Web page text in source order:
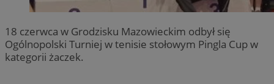
18 czerwca w Grodzisku Mazowieckim odbył się
Ogólnopolski Turniej w tenisie stołowym Pingla Cup w
kategorii żaczek.